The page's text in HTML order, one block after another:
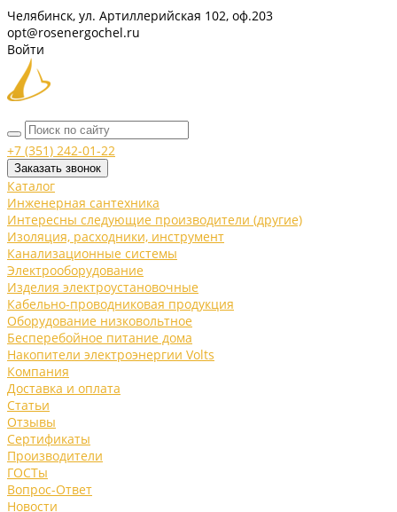
Челябинск, ул. Артиллерийская 102, оф.203
opt@rosenergochel.ru
Войти
+7 (351) 242-01-22
Заказать звонок
Каталог
Инженерная сантехника
Интересны следующие производители (другие)
Изоляция, расходники, инструмент
Канализационные системы
Электрооборудование
Изделия электроустановочные
Кабельно-проводниковая продукция
Оборудование низковольтное
Бесперебойное питание дома
Накопители электроэнергии Volts
Компания
Доставка и оплата
Статьи
Отзывы
Сертификаты
Производители
ГОСТы
Вопрос-Ответ
Новости